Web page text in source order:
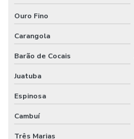
Ouro Fino
Carangola
Barão de Cocais
Juatuba
Espinosa
Cambuí
Três Marias